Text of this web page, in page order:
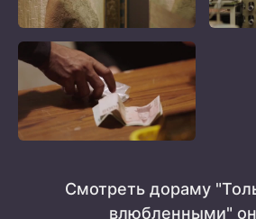
Смотреть дораму
влюбленными"